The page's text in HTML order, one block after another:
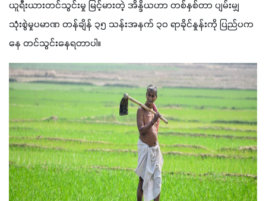
ယူရီးယားတင်သွင်းမှု မြင့်မားတဲ့ အိန္ဒိယဟာ တစ်နှစ်တာ ပျမ်းမျှ
သုံးစွဲမှုပမာဏ တန်ချိန် ၃၅ သန်းအနက် ၃၀ ရာခိုင်နှုန်းကို ပြည်ပက
နေ တင်သွင်းနေရတာပါ။